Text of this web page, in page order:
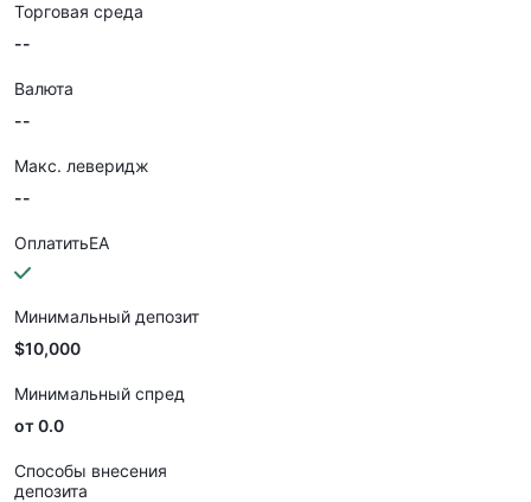
Торговая среда
--
Валюта
--
Макс. леверидж
--
ОплатитьEA
Минимальный депозит
$10,000
Минимальный спред
от 0.0
Способы внесения
депозита